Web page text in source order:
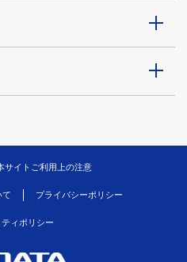
サイトご利用上の注意
て プライバシーポリシー
ィポリシー